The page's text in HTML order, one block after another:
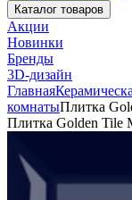
Каталог товаров
Акции
Новинки
Бренды
3D-дизайн
Главная
комнатыПлитка
Плитка Golden Tile